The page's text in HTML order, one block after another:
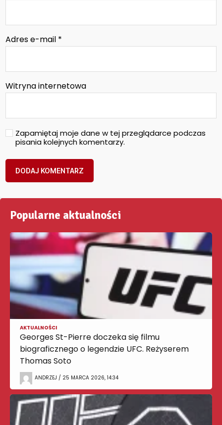
Adres e-mail *
Witryna internetowa
Zapamiętaj moje dane w tej przeglądarce podczas
pisania kolejnych komentarzy.
Popularne aktualności
AKTUALNOŚCI
Georges St-Pierre doczeka się filmu
biograficznego o legendzie UFC. Reżyserem
Thomas Soto
ANDRZEJ / 25 MARCA 2026, 14:34